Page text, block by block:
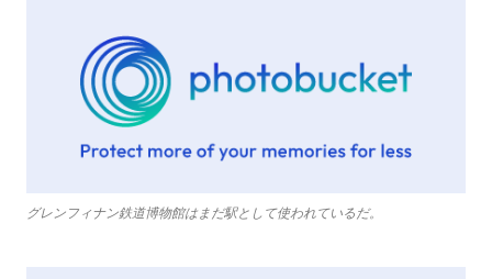
グレンフィナン鉄道博物館はまだ駅として使われているだ。